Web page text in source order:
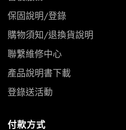
保固說明/登錄
購物須知/退換貨說明
聯繫維修中心
產品說明書下載
登錄送活動
付款方式